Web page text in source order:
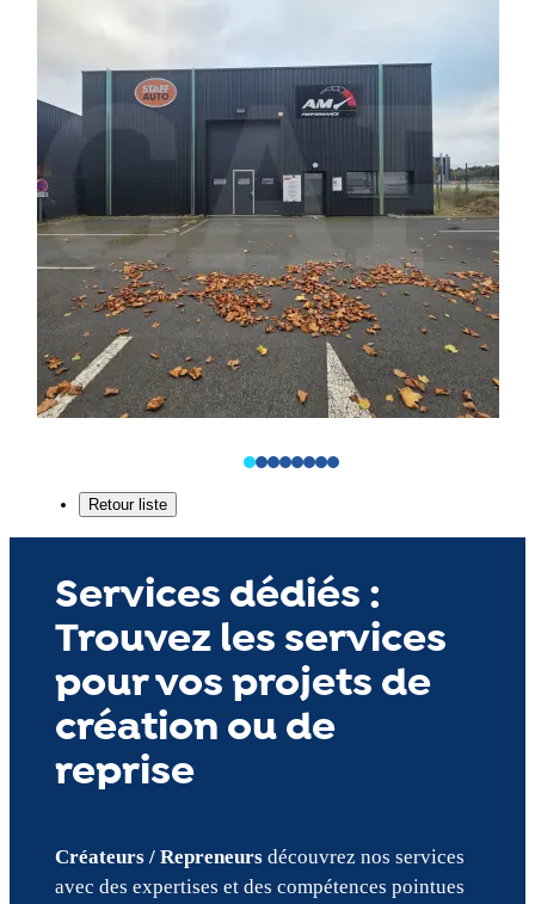
Services dédiés :
Trouvez les services
pour vos projets de
création ou de
reprise
Créateurs / Repreneursdécouvrez nos services
avec des expertises et des compétences pointues